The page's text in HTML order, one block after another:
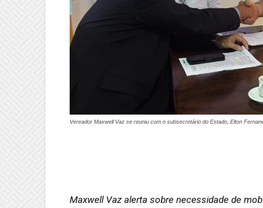
Vereador Maxwell Vaz se reuniu com o subsecretário do Estado, Elton
Maxwell Vaz alerta sobre necessidade de